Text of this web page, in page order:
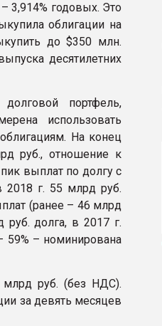
3,914% годовых. Это
облигации на
до $350 млн.
десятилетних
портфель,
использовать
На конец
руб., отношение к
выплат по долгу с
2018 г. 55 млрд руб.
(ранее – 46 млрд
руб. долга, в 2017 г.
59% – номинирована
млрд руб. (без НДС).
за девять месяцев